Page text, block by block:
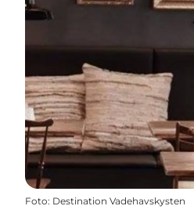
Foto: Destination Vadehavskysten